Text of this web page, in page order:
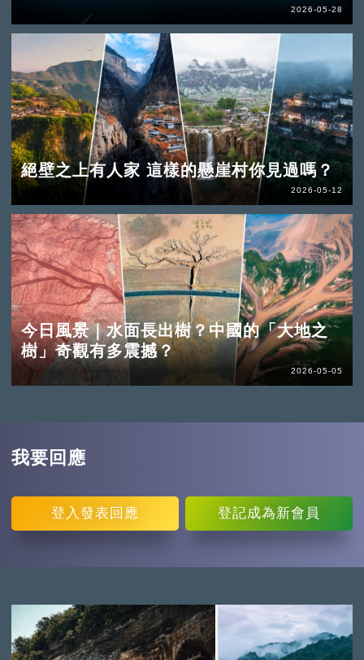
2026-05-28
絕壁之上有人家 這樣的懸崖村你見過嗎？
2026-05-12
今日風景｜水面長出樹？中國的「大地之
樹」奇觀有多震撼？
2026-05-05
我要回應
登入 發表回應 登記成為新會員